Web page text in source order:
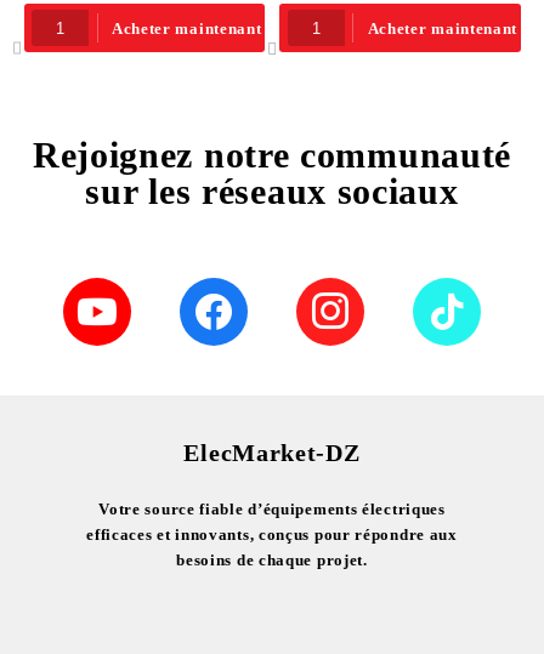
Acheter maintenant Acheter maintenant
Rejoignez notre communauté
sur les réseaux sociaux
ElecMarket-DZ
Votre source fiable d’équipements électriques
efficaces et innovants, conçus pour répondre aux
besoins de chaque projet.